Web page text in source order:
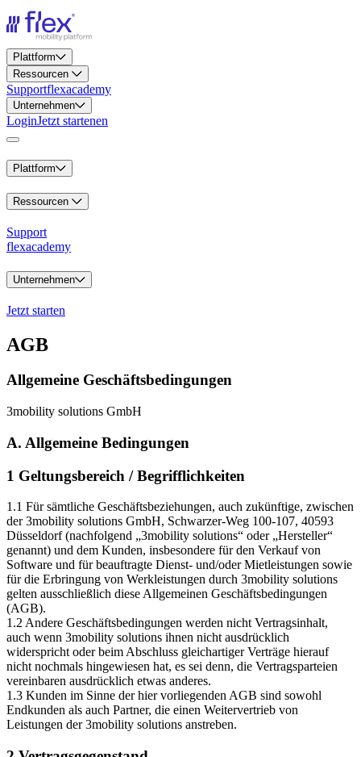
Plattform
Ressourcen
Supportflexacademy
Unternehmen
LoginJetzt startenen
Plattform
Ressourcen
Support
flexacademy
Unternehmen
Jetzt starten
AGB
Allgemeine Geschäftsbedingungen
3mobility solutions GmbH
A. Allgemeine Bedingungen
1 Geltungsbereich / Begrifflichkeiten
1.1 Für sämtliche Geschäftsbeziehungen, auch zukünftige, zwischen
der 3mobility solutions GmbH, Schwarzer-Weg 100-107, 40593
Düsseldorf (nachfolgend „3mobility solutions“ oder „Hersteller“
genannt) und dem Kunden, insbesondere für den Verkauf von
Software und für beauftragte Dienst- und/oder Mietleistungen sowie
für die Erbringung von Werkleistungen durch 3mobility solutions
gelten ausschließlich diese Allgemeinen Geschäftsbedingungen
(AGB).
1.2 Andere Geschäftsbedingungen werden nicht Vertragsinhalt,
auch wenn 3mobility solutions ihnen nicht ausdrücklich
widerspricht oder beim Abschluss gleichartiger Verträge hierauf
nicht nochmals hingewiesen hat, es sei denn, die Vertragsparteien
vereinbaren ausdrücklich etwas anderes.
1.3 Kunden im Sinne der hier vorliegenden AGB sind sowohl
Endkunden als auch Partner, die einen Weitervertrieb von
Leistungen der 3mobility solutions anstreben.